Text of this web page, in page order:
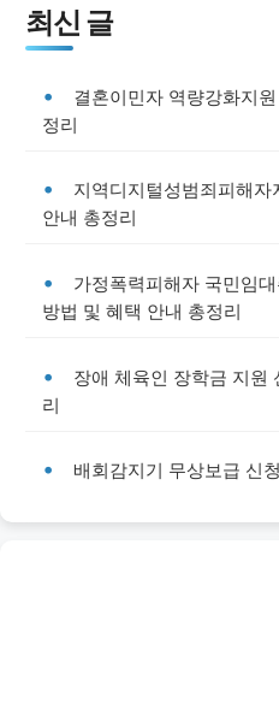
최신 글
결혼이민자 역량강화지
정리
지역디지털성범죄피해
안내 총정리
가정폭력피해자 국민임
방법 및 혜택 안내 총정리
장애 체육인 장학금 지원
리
배회감지기 무상보급 신